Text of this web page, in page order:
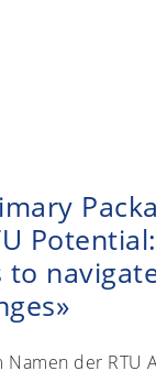
Potential:
to
Namen der RTU